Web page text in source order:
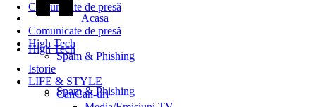
Comunicate de presă
High Tech
Spam & Phishing
Acasa
Comunicate de presă
High Tech
Spam & Phishing
Istorie
LIFE & STYLE
CanCan-uri